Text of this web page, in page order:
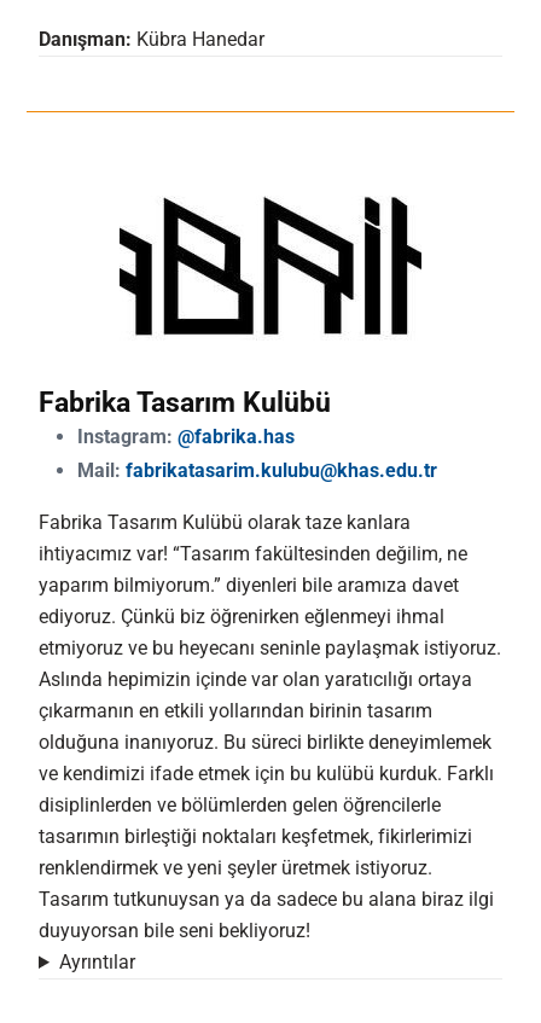
Danışman: Kübra Hanedar
Fabrika Tasarım Kulübü
Instagram: @fabrika.has
Mail: fabrikatasarim.kulubu@khas.edu.tr
Fabrika Tasarım Kulübü olarak taze kanlara
ihtiyacımız var! “Tasarım fakültesinden değilim, ne
yaparım bilmiyorum.” diyenleri bile aramıza davet
ediyoruz. Çünkü biz öğrenirken eğlenmeyi ihmal
etmiyoruz ve bu heyecanı seninle paylaşmak istiyoruz.
Aslında hepimizin içinde var olan yaratıcılığı ortaya
çıkarmanın en etkili yollarından birinin tasarım
olduğuna inanıyoruz. Bu süreci birlikte deneyimlemek
ve kendimizi ifade etmek için bu kulübü kurduk. Farklı
disiplinlerden ve bölümlerden gelen öğrencilerle
tasarımın birleştiği noktaları keşfetmek, fikirlerimizi
renklendirmek ve yeni şeyler üretmek istiyoruz.
Tasarım tutkunuysan ya da sadece bu alana biraz ilgi
duyuyorsan bile seni bekliyoruz!
Ayrıntılar